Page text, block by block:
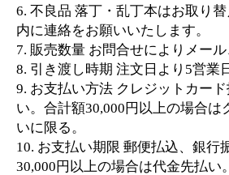
6. 不良品 落丁・乱丁本はお取り
内に連絡をお願いいたします。
7. 販売数量 お問合せによりメー
8. 引き渡し時期 注文日より5営業
9. お支払い方法 クレジットカー
い。合計額30,000円以上の場合
いに限る。
10. お支払い期限 郵便払込、銀
30,000円以上の場合は代金先払い。